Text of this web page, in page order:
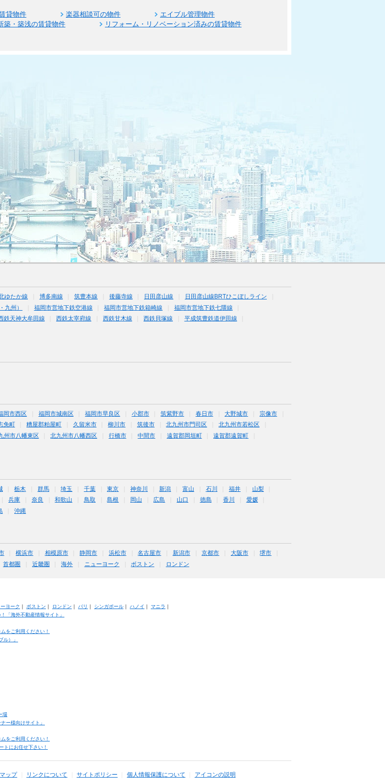
貸物件 楽器相談可の物件
エイブル管理物件
築・築浅の賃貸物件 リフォーム・リノベーション済みの賃貸物件
ゆたか線 博多南線 筑豊本線 後藤寺線 日田彦山線
日田彦山線BRTひこぼしライン
九州） 福岡市営地下鉄空港線 福岡市営地下鉄箱崎線
福岡市営地下鉄七隈線
鉄天神大牟田線 西鉄太宰府線 西鉄甘木線 西鉄貝塚線
平成筑豊鉄道伊田線
岡市西区 福岡市城南区 福岡市早良区 小郡市 筑紫野市 春日市 大野城市
宗像市
免町 糟屋郡粕屋町 久留米市 柳川市 筑後市 北九州市門司区
北九州市若松区
州市八幡東区 北九州市八幡西区 行橋市 中間市 遠賀郡岡垣町
遠賀郡遠賀町
栃木 群馬 埼玉 千葉 東京 神奈川 新潟 富山 石川 福井
山梨
兵庫 奈良 和歌山 鳥取 島根 岡山 広島 山口 徳島 香川
愛媛
沖縄
横浜市 相模原市 静岡市 浜松市 名古屋市 新潟市 京都市 大阪市
堺市
首都圏 近畿圏 海外 ニューヨーク ボストン ロンドン
ーヨーク ｜ ボストン ｜ ロンドン ｜ パリ ｜ シンガポール｜ ハノイ ｜ マニラ ｜
「海外不動産情報サイト」
をご利用ください！
）」
場
ー様向けサイト」
をご利用ください！
トにお任せ下さい！
ップ リンクについて サイトポリシー 個人情報保護について アイコンの説明